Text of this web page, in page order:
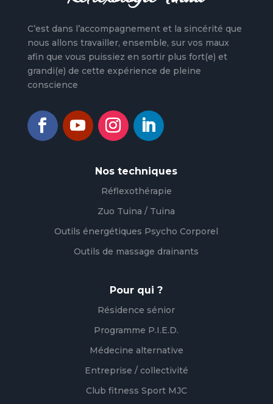
C’est dans l’accompagnement et la sincérité que
nous allons travailler, ensemble, sur vos maux
afin que vous puissiez en sortir plus fort(e) et
grandi(e) de cette expérience de pleine
conscience
Nos techniques
Réflexothérapie
Zuo Tuina / Tuina
Outils énergétiques Psycho Corporel
Outils de massage drainants
Pour qui ?
Résidence sénior
Programme P.I.E.D.
Médecine alternative
Entreprise / collectivité
Club fitness Sport MJC